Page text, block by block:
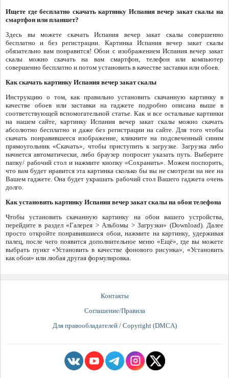
Ищете где бесплатно скачать картинку Испания вечер закат скалы на
смартфон или планшет?
Здесь вы можете скачать Испания вечер закат скалы совершенно
бесплатно и без регистрации. Картинка Испания вечер закат скалы
обязательно вам понравится! Обои с изображением Испания вечер закат
скалы можно скачать на вам смартфон, телефон или компьютер
совершенно бесплатно и потом установить в качестве заставки или обоев.
Как скачать картинку Испания вечер закат скалы
Инструкцию о том, как правильно установить скачанную картинку в
качестве обоев или заставки на гаджете подробно описана выше в
соответствующей вспомогательной статье. Как и все остальные картинки
на нашем сайте, картинку Испания вечер закат скалы можно скачать
абсолютно бесплатно и даже без регистрации на сайте. Для того чтобы
скачать понравившееся изображение, кликните на подсвеченный синим
прямоугольник «Скачать», чтобы приступить к загрузке. Загрузка либо
начнется автоматически, либо браузер попросит указать путь. Выберите
папку/ рабочий стол и нажмите кнопку «Сохранить». Можем поспорить,
что вам будет нравится эта картинка сколько бы вы не смотрели на нее на
Вашем гаджете. Она будет украшать рабочий стол Вашего гаджета очень
долго.
Как установить картинку Испания вечер закат скалы на обои телефона
Чтобы установить скачанную картинку на обои вашего устройства,
перейдите в раздел «Галерея > Альбомы > Загрузки» (Download). Далее
просто откройте понравившиеся обои, нажмите на картинку, удерживая
палец, после чего появится дополнительное меню «Ещё», где вы можете
выбрать пункт «Установить в качестве фонового рисунка», «Установить
как обои» или любая другая формулировка.
Контакты
Соглашение/Правила
Для правообладателей / Copyright (DMCA)